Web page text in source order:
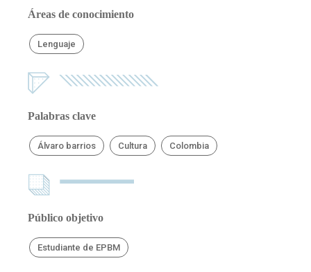
Áreas de conocimiento
Lenguaje
Palabras clave
Álvaro barrios Cultura Colombia
Público objetivo
Estudiante de EPBM